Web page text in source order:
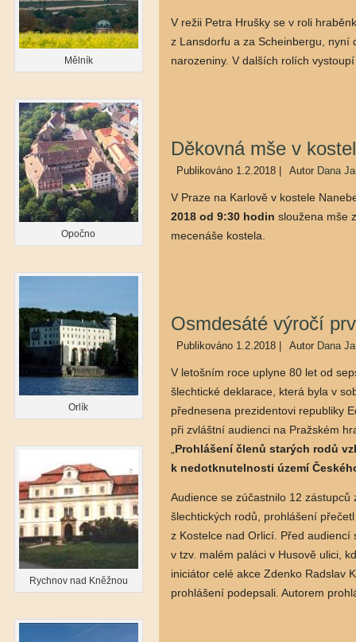
Mělník
Opočno
Orlík
Rychnov nad Kněžnou
V režii Petra Hrušky se v roli
z Lansdorfu a za Scheinbergu, nyní
narozeniny. V dalších rolích
Děkovná mše v
Publikováno 1.2.2018 Autor Dana
V Praze na Karlově v kostele
2018 od 9:30 hodin sloužena mše
mecenáše kostela.
Osmdesáté výročí
Publikováno 1.2.2018 Autor Dana
V letošním roce uplyne 80 let od
šlechtické deklarace, která byla v
přednesena prezidentovi republiky
při zvláštní audienci na Pražském
Prohlášení členů starých rodů
k nedotknutelnosti území
Audience se zúčastnilo 12 zástupců
šlechtických rodů, prohlášení
z Kostelce nad Orlicí. Před audiencí
v tzv. malém paláci v Husově ulici,
iniciátor celé akce Zdenko Radslav
prohlášení podepsali. Autorem